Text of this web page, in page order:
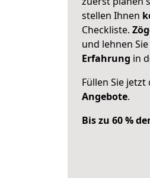
stellen Ihnen
Checkliste.
und lehnen
Erfahrung in
Füllen Sie
Angebote.
Bis zu 60 %